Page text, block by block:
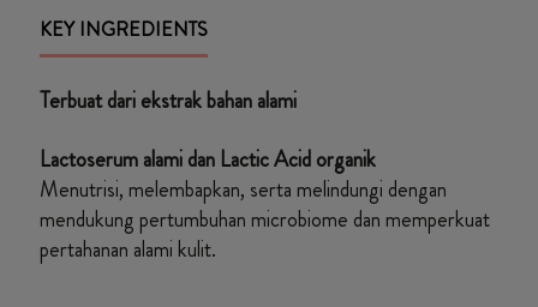
KEY INGREDIENTS
Terbuat dari ekstrak bahan alami
Lactoserum alami dan Lactic Acid organik
Menutrisi, melembapkan, serta melindungi dengan
mendukung pertumbuhan microbiome dan memperkuat
pertahanan alami kulit.